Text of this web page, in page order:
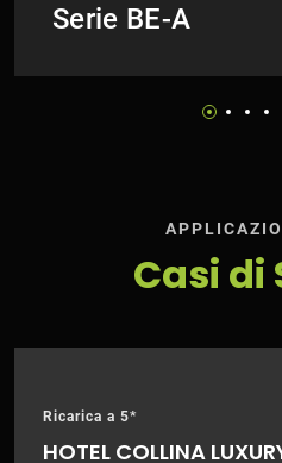
Serie BE-A
Casi di
Ricarica a 5*
HOTEL COLLINA